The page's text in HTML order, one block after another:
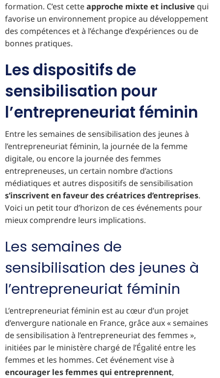
formation. C’est cetteapproche mixte et inclusive qui
favorise un environnement propice au développement
des compétences et à l’échange d’expériences ou de
bonnes pratiques.
Les dispositifs de
sensibilisation pour
l’entrepreneuriat féminin
Entre les semaines de sensibilisation des jeunes à
l’entrepreneuriat féminin, la journée de la femme
digitale, ou encore la journée des femmes
entrepreneuses, un certain nombre d’actions
médiatiques et autres dispositifs de sensibilisation
s’inscrivent en faveur des créatrices d’entreprises.
Voici un petit tour d’horizon de ces événements pour
mieux comprendre leurs implications.
Les semaines de
sensibilisation des jeunes à
l’entrepreneuriat féminin
L’entrepreneuriat féminin est au cœur d’un projet
d’envergure nationale en France, grâce aux « semaines
de sensibilisation à l’entrepreneuriat des femmes »,
initiées par le ministère chargé de l’Égalité entre les
femmes et les hommes. Cet événement vise à
encourager les femmes qui entreprennent,